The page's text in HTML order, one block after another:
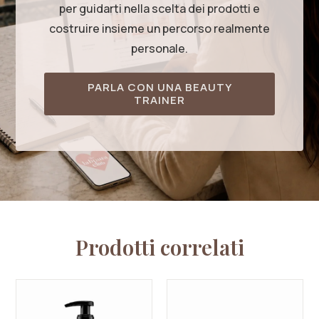
per guidarti nella scelta dei prodotti e
costruire insieme un percorso realmente
personale.
PARLA CON UNA BEAUTY
TRAINER
Prodotti correlati